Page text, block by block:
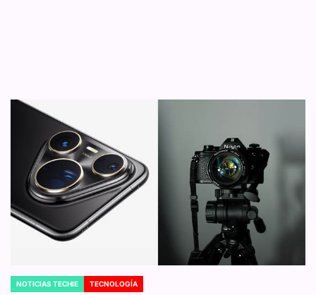
POSTED
NOTICIAS TECHIE TECNOLOGÍA